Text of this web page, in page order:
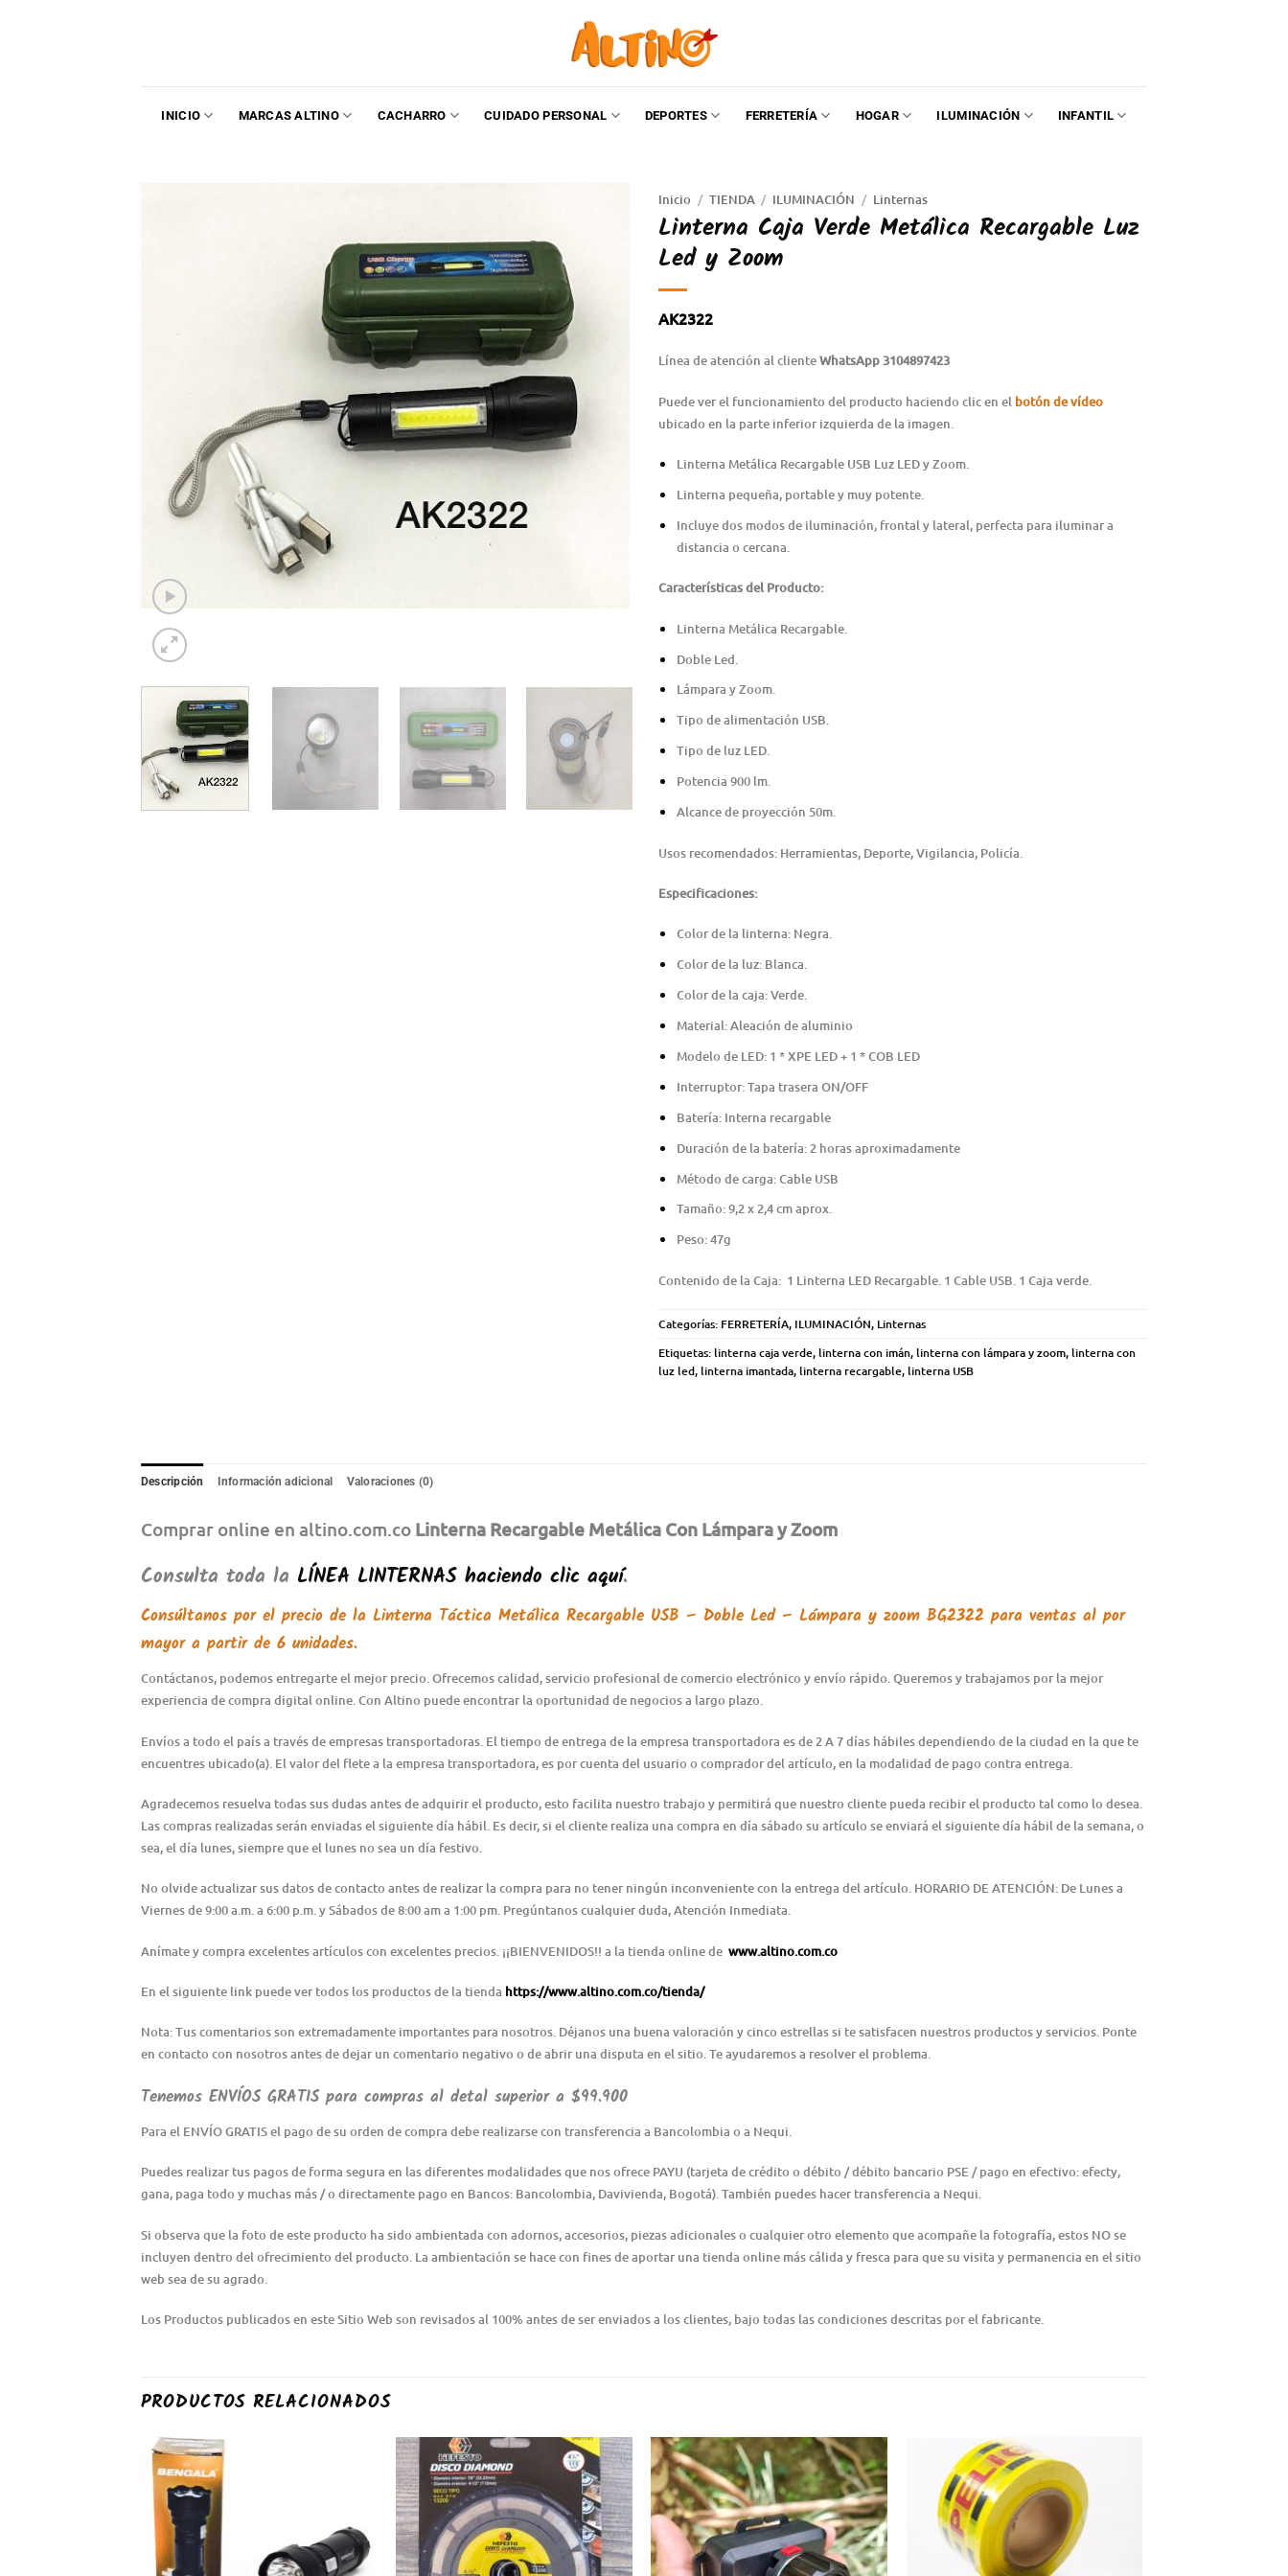
INICIO MARCAS ALTINO CACHARRO CUIDADO PERSONAL DEPORTES FERRETERÍA HOGAR ILUMINACIÓN INFANTIL
Inicio / TIENDA / ILUMINACIÓN / Linternas
Linterna Caja Verde Metálica Recargable Luz
Led y Zoom
AK2322
Línea de atención al clienteWhatsApp 3104897423
Puede ver el funcionamiento del producto haciendo clic en el botón de vídeo
ubicado en la parte inferior izquierda de la imagen.
Linterna Metálica Recargable USB Luz LED y Zoom.
Linterna pequeña, portable y muy potente.
Incluye dos modos de iluminación, frontal y lateral, perfecta para iluminar a
distancia o cercana.
Características del Producto:
Linterna Metálica Recargable.
Doble Led.
Lámpara y Zoom.
Tipo de alimentación USB.
Tipo de luz LED.
Potencia 900 lm.
Alcance de proyección 50m.
Usos recomendados: Herramientas, Deporte, Vigilancia, Policía.
Especificaciones:
Color de la linterna: Negra.
Color de la luz: Blanca.
Color de la caja: Verde.
Material: Aleación de aluminio
Modelo de LED: 1 * XPE LED + 1 * COB LED
Interruptor: Tapa trasera ON/OFF
Batería: Interna recargable
Duración de la batería: 2 horas aproximadamente
Método de carga: Cable USB
Tamaño: 9,2 x 2,4 cm aprox.
Peso: 47g
Contenido de la Caja: 1 Linterna LED Recargable. 1 Cable USB. 1 Caja verde.
Categorías: FERRETERÍA, ILUMINACIÓN, Linternas
Etiquetas: linterna caja verde, linterna con imán, linterna con lámpara y zoom, linterna con
luz led, linterna imantada, linterna recargable, linterna USB
Descripción Información adicional Valoraciones (0)
Comprar online en altino.com.co Linterna Recargable Metálica Con Lámpara y Zoom
Consulta toda la LÍNEA LINTERNAS haciendo clic aquí.
Consúltanos por el precio de la Linterna Táctica Metálica Recargable USB – Doble Led – Lámpara y zoom BG2322 para ventas al por
mayor a partir de 6 unidades.
Contáctanos, podemos entregarte el mejor precio. Ofrecemos calidad, servicio profesional de comercio electrónico y envío rápido. Queremos y trabajamos por la mejor
experiencia de compra digital online. Con Altino puede encontrar la oportunidad de negocios a largo plazo.
Envíos a todo el país a través de empresas transportadoras. El tiempo de entrega de la empresa transportadora es de 2 A 7 días hábiles dependiendo de la ciudad en la que te
encuentres ubicado(a). El valor del flete a la empresa transportadora, es por cuenta del usuario o comprador del artículo, en la modalidad de pago contra entrega.
Agradecemos resuelva todas sus dudas antes de adquirir el producto, esto facilita nuestro trabajo y permitirá que nuestro cliente pueda recibir el producto tal como lo desea.
Las compras realizadas serán enviadas el siguiente día hábil. Es decir, si el cliente realiza una compra en día sábado su artículo se enviará el siguiente día hábil de la semana, o
sea, el día lunes, siempre que el lunes no sea un día festivo.
No olvide actualizar sus datos de contacto antes de realizar la compra para no tener ningún inconveniente con la entrega del artículo. HORARIO DE ATENCIÓN: De Lunes a
Viernes de 9:00 a.m. a 6:00 p.m. y Sábados de 8:00 am a 1:00 pm. Pregúntanos cualquier duda, Atención Inmediata.
Anímate y compra excelentes artículos con excelentes precios. ¡¡BIENVENIDOS!! a la tienda online de www.altino.com.co
En el siguiente link puede ver todos los productos de la tienda https://www.altino.com.co/tienda/
Nota: Tus comentarios son extremadamente importantes para nosotros. Déjanos una buena valoración y cinco estrellas si te satisfacen nuestros productos y servicios. Ponte
en contacto con nosotros antes de dejar un comentario negativo o de abrir una disputa en el sitio. Te ayudaremos a resolver el problema.
Tenemos ENVÍOS GRATIS para compras al detal superior a $99.900
Para el ENVÍO GRATIS el pago de su orden de compra debe realizarse con transferencia a Bancolombia o a Nequi.
Puedes realizar tus pagos de forma segura en las diferentes modalidades que nos ofrece PAYU (tarjeta de crédito o débito / débito bancario PSE / pago en efectivo: efecty,
gana, paga todo y muchas más / o directamente pago en Bancos: Bancolombia, Davivienda, Bogotá). También puedes hacer transferencia a Nequi.
Si observa que la foto de este producto ha sido ambientada con adornos, accesorios, piezas adicionales o cualquier otro elemento que acompañe la fotografía, estos NO se
incluyen dentro del ofrecimiento del producto. La ambientación se hace con fines de aportar una tienda online más cálida y fresca para que su visita y permanencia en el sitio
web sea de su agrado.
Los Productos publicados en este Sitio Web son revisados al 100% antes de ser enviados a los clientes, bajo todas las condiciones descritas por el fabricante.
PRODUCTOS RELACIONADOS